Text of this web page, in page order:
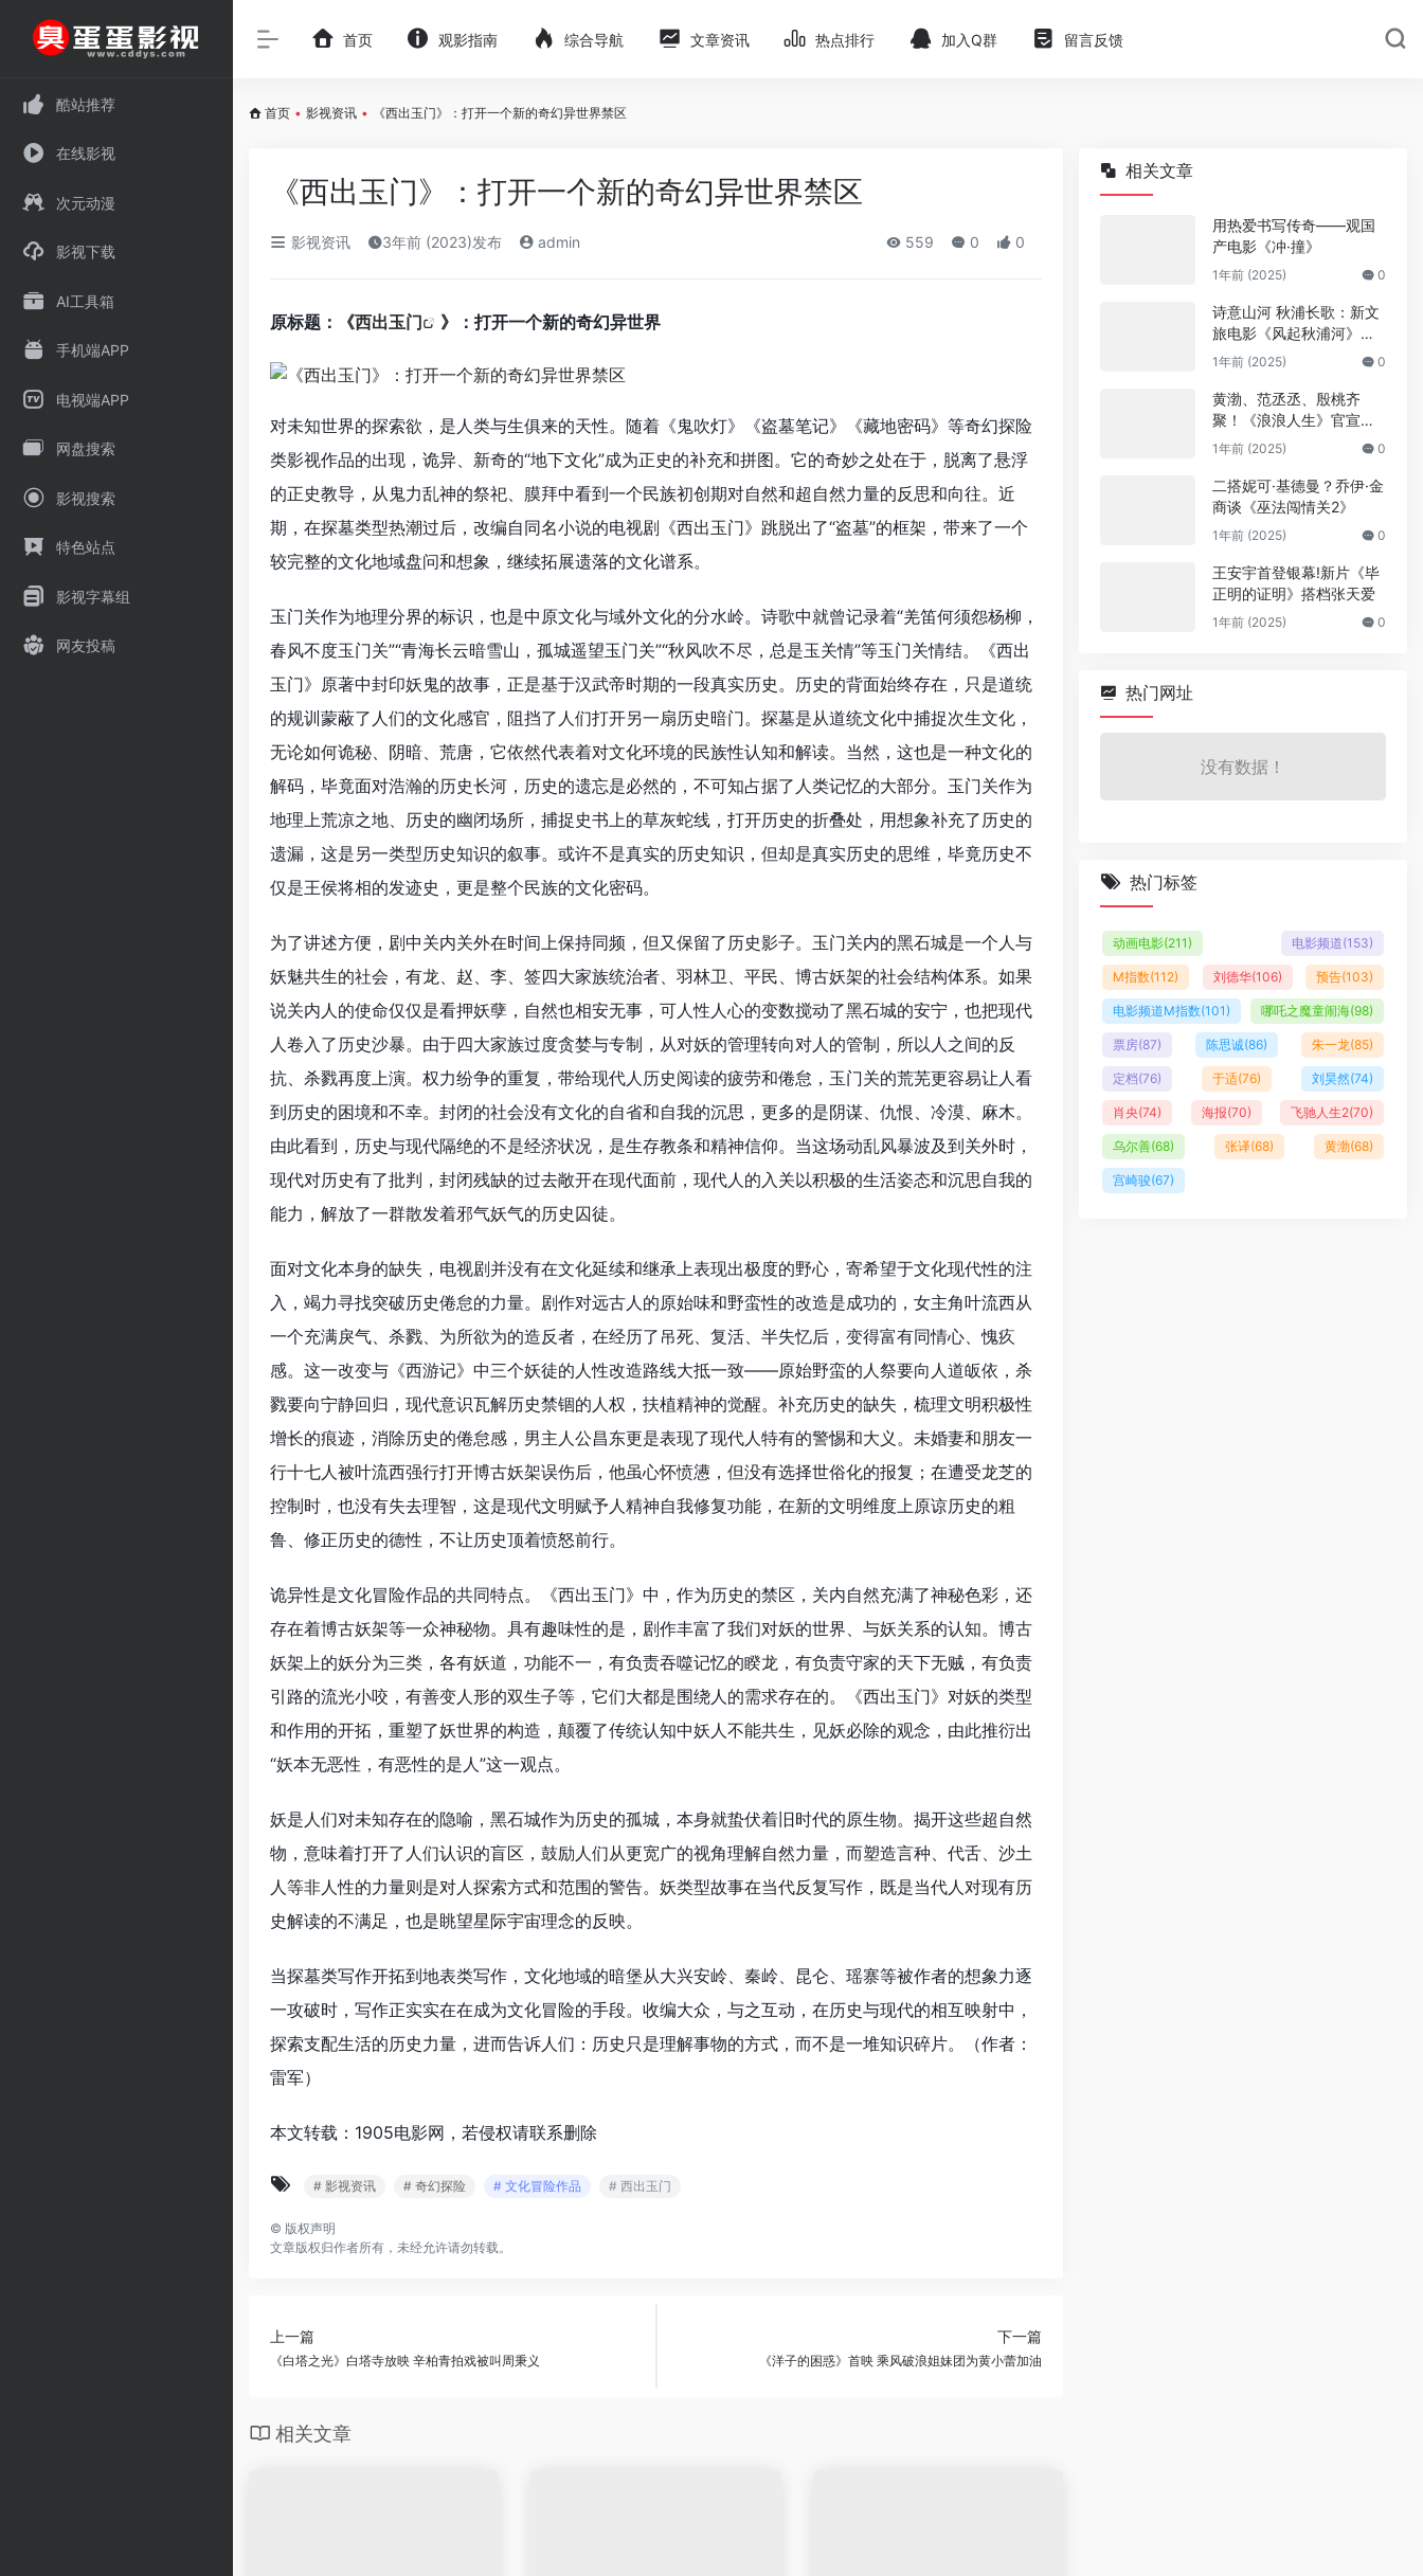
酷站推荐
在线影视
次元动漫
影视下载
AI工具箱
手机端APP
电视端APP
网盘搜索
影视搜索
特色站点
影视字幕组
网友投稿
首页 观影指南 综合导航 文章资讯 热点排行 加入Q群 留言反馈
首页 • 影视资讯 • 《西出玉门》：打开一个新的奇幻异世界禁区
《西出玉门》：打开一个新的奇幻异世界禁区
影视资讯 3年前 (2023)发布 admin 559 0 0
原标题：《西出玉门 》：打开一个新的奇幻异世界
对未知世界的探索欲，是人类与生俱来的天性。随着《鬼吹灯》《盗墓笔记》《藏地密码》等奇幻探险
类影视作品的出现，诡异、新奇的“地下文化”成为正史的补充和拼图。它的奇妙之处在于，脱离了悬浮
的正史教导，从鬼力乱神的祭祀、膜拜中看到一个民族初创期对自然和超自然力量的反思和向往。近
期，在探墓类型热潮过后，改编自同名小说的电视剧《西出玉门》跳脱出了“盗墓”的框架，带来了一个
较完整的文化地域盘问和想象，继续拓展遗落的文化谱系。
玉门关作为地理分界的标识，也是中原文化与域外文化的分水岭。诗歌中就曾记录着“羌笛何须怨杨柳，
春风不度玉门关”“青海长云暗雪山，孤城遥望玉门关”“秋风吹不尽，总是玉关情”等玉门关情结。《西出
玉门》原著中封印妖鬼的故事，正是基于汉武帝时期的一段真实历史。历史的背面始终存在，只是道统
的规训蒙蔽了人们的文化感官，阻挡了人们打开另一扇历史暗门。探墓是从道统文化中捕捉次生文化，
无论如何诡秘、阴暗、荒唐，它依然代表着对文化环境的民族性认知和解读。当然，这也是一种文化的
解码，毕竟面对浩瀚的历史长河，历史的遗忘是必然的，不可知占据了人类记忆的大部分。玉门关作为
地理上荒凉之地、历史的幽闭场所，捕捉史书上的草灰蛇线，打开历史的折叠处，用想象补充了历史的
遗漏，这是另一类型历史知识的叙事。或许不是真实的历史知识，但却是真实历史的思维，毕竟历史不
仅是王侯将相的发迹史，更是整个民族的文化密码。
为了讲述方便，剧中关内关外在时间上保持同频，但又保留了历史影子。玉门关内的黑石城是一个人与
妖魅共生的社会，有龙、赵、李、签四大家族统治者、羽林卫、平民、博古妖架的社会结构体系。如果
说关内人的使命仅仅是看押妖孽，自然也相安无事，可人性人心的变数搅动了黑石城的安宁，也把现代
人卷入了历史沙暴。由于四大家族过度贪婪与专制，从对妖的管理转向对人的管制，所以人之间的反
抗、杀戮再度上演。权力纷争的重复，带给现代人历史阅读的疲劳和倦怠，玉门关的荒芜更容易让人看
到历史的困境和不幸。封闭的社会没有文化的自省和自我的沉思，更多的是阴谋、仇恨、冷漠、麻木。
由此看到，历史与现代隔绝的不是经济状况，是生存教条和精神信仰。当这场动乱风暴波及到关外时，
现代对历史有了批判，封闭残缺的过去敞开在现代面前，现代人的入关以积极的生活姿态和沉思自我的
能力，解放了一群散发着邪气妖气的历史囚徒。
面对文化本身的缺失，电视剧并没有在文化延续和继承上表现出极度的野心，寄希望于文化现代性的注
入，竭力寻找突破历史倦怠的力量。剧作对远古人的原始味和野蛮性的改造是成功的，女主角叶流西从
一个充满戾气、杀戮、为所欲为的造反者，在经历了吊死、复活、半失忆后，变得富有同情心、愧疚
感。这一改变与《西游记》中三个妖徒的人性改造路线大抵一致——原始野蛮的人祭要向人道皈依，杀
戮要向宁静回归，现代意识瓦解历史禁锢的人权，扶植精神的觉醒。补充历史的缺失，梳理文明积极性
增长的痕迹，消除历史的倦怠感，男主人公昌东更是表现了现代人特有的警惕和大义。未婚妻和朋友一
行十七人被叶流西强行打开博古妖架误伤后，他虽心怀愤懑，但没有选择世俗化的报复；在遭受龙芝的
控制时，也没有失去理智，这是现代文明赋予人精神自我修复功能，在新的文明维度上原谅历史的粗
鲁、修正历史的德性，不让历史顶着愤怒前行。
诡异性是文化冒险作品的共同特点。《西出玉门》中，作为历史的禁区，关内自然充满了神秘色彩，还
存在着博古妖架等一众神秘物。具有趣味性的是，剧作丰富了我们对妖的世界、与妖关系的认知。博古
妖架上的妖分为三类，各有妖道，功能不一，有负责吞噬记忆的睽龙，有负责守家的天下无贼，有负责
引路的流光小咬，有善变人形的双生子等，它们大都是围绕人的需求存在的。《西出玉门》对妖的类型
和作用的开拓，重塑了妖世界的构造，颠覆了传统认知中妖人不能共生，见妖必除的观念，由此推衍出
“妖本无恶性，有恶性的是人”这一观点。
妖是人们对未知存在的隐喻，黑石城作为历史的孤城，本身就蛰伏着旧时代的原生物。揭开这些超自然
物，意味着打开了人们认识的盲区，鼓励人们从更宽广的视角理解自然力量，而塑造言种、代舌、沙土
人等非人性的力量则是对人探索方式和范围的警告。妖类型故事在当代反复写作，既是当代人对现有历
史解读的不满足，也是眺望星际宇宙理念的反映。
当探墓类写作开拓到地表类写作，文化地域的暗堡从大兴安岭、秦岭、昆仑、瑶寨等被作者的想象力逐
一攻破时，写作正实实在在成为文化冒险的手段。收编大众，与之互动，在历史与现代的相互映射中，
探索支配生活的历史力量，进而告诉人们：历史只是理解事物的方式，而不是一堆知识碎片。（作者：
雷军）
本文转载：1905电影网，若侵权请联系删除
# 影视资讯 # 奇幻探险 # 文化冒险作品 # 西出玉门
© 版权声明
文章版权归作者所有，未经允许请勿转载。
上一篇
《白塔之光》白塔寺放映 辛柏青拍戏被叫周秉义
下一篇
《洋子的困惑》首映 乘风破浪姐妹团为黄小蕾加油
相关文章
相关文章
用热爱书写传奇——观国
产电影《冲·撞》
1年前 (2025) 0
诗意山河 秋浦长歌：新文
旅电影《风起秋浦河》今
日全国公映
1年前 (2025) 0
黄渤、范丞丞、殷桃齐
聚！《浪浪人生》官宣阵
容
1年前 (2025) 0
二搭妮可·基德曼？乔伊·金
商谈《巫法闯情关2》
1年前 (2025) 0
王安宇首登银幕!新片《毕
正明的证明》搭档张天爱
1年前 (2025) 0
热门网址
没有数据！
热门标签
动画电影(211) 电影频道(153)
M指数(112) 刘德华(106) 预告(103)
电影频道M指数(101) 哪吒之魔童闹海(98)
票房(87) 陈思诚(86) 朱一龙(85)
定档(76) 于适(76) 刘昊然(74)
肖央(74) 海报(70) 飞驰人生2(70)
乌尔善(68) 张译(68) 黄渤(68)
宫崎骏(67)